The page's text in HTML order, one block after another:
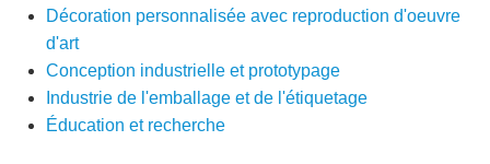
Décoration personnalisée avec reproduction d'oeuvre
d'art
Conception industrielle et prototypage
Industrie de l'emballage et de l'étiquetage
Éducation et recherche